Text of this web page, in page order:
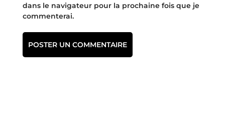
dans le navigateur pour la prochaine fois que je
commenterai.